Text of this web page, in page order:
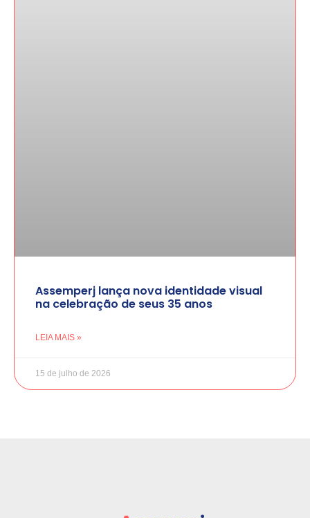
Assemperj lança nova identidade visual
na celebração de seus 35 anos
LEIA MAIS »
15 de julho de 2026